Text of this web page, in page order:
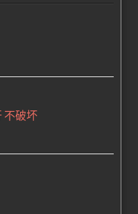
不破坏